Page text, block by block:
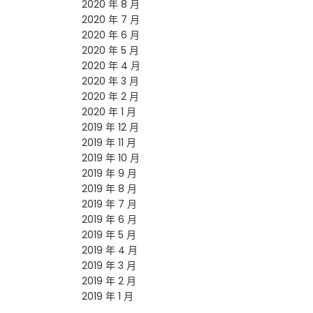
2020 年 8 月
2020 年 7 月
2020 年 6 月
2020 年 5 月
2020 年 4 月
2020 年 3 月
2020 年 2 月
2020 年 1 月
2019 年 12 月
2019 年 11 月
2019 年 10 月
2019 年 9 月
2019 年 8 月
2019 年 7 月
2019 年 6 月
2019 年 5 月
2019 年 4 月
2019 年 3 月
2019 年 2 月
2019 年 1 月